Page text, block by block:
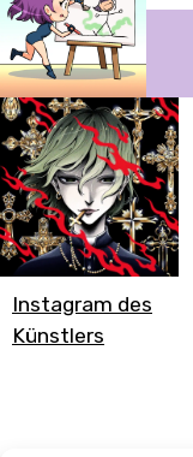
Instagram des
Künstlers